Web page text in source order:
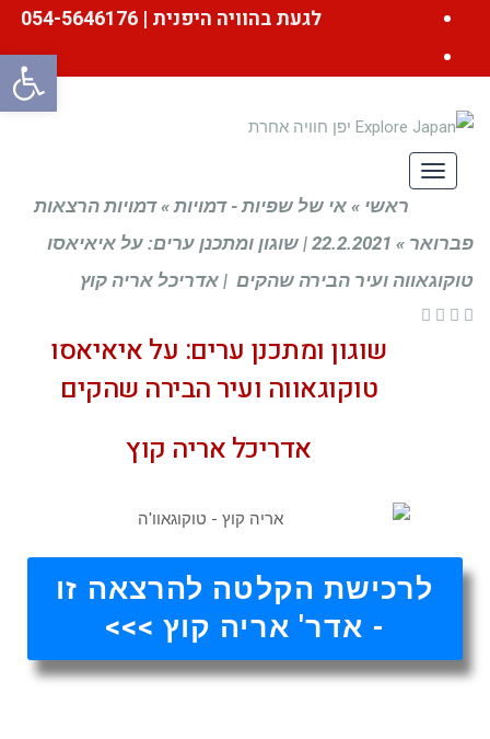
לגעת בהוויה היפנית | 054-5646176
תפריט
ראשי » אי של שפיות - דמויות » דמויות הרצאות
פברואר »
22.2.2021 | שוגון ומתכנן ערים: על איאיאסו
טוקוגאווה ועיר הבירה שהקים | אדריכל אריה קוץ
שוגון ומתכנן ערים: על איאיאסו
טוקוגאווה ועיר הבירה שהקים
אדריכל אריה קוץ
לרכישת הקלטה להרצאה זו
- אדר' אריה קוץ >>>
פתח